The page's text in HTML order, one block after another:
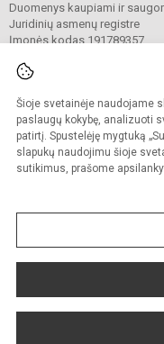
Šioje svetainėje naudojame
paslaugų kokybę, analizuoti
patirtį. Spustelėję mygtuką
slapukų naudojimu šioje
sutikimus, prašome
Duomenys kaupiami ir
Juridinių asmenų registre
Įmonės kodas 191789357
© 2023. Gargždų
Kopijuoti turinį be raštiško
Prieinamumo
Sumanus būdas